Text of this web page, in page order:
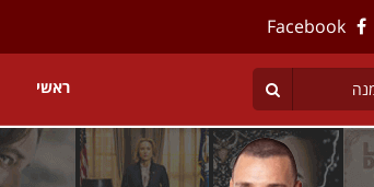
Facebook
ראשי